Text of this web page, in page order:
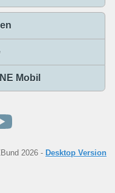
Mobil
2026 - Desktop Version